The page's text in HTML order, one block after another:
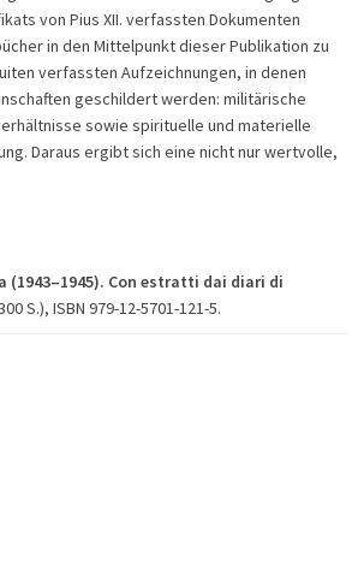
von Pius XII. verfassten Dokumenten
in den Mittelpunkt dieser Publikation zu
verfassten Aufzeichnungen, in denen
geschildert werden: militärische
sowie spirituelle und materielle
Daraus ergibt sich eine nicht nur wertvolle,
Con estratti dai diari di
S.), ISBN 979-12-5701-121-5.